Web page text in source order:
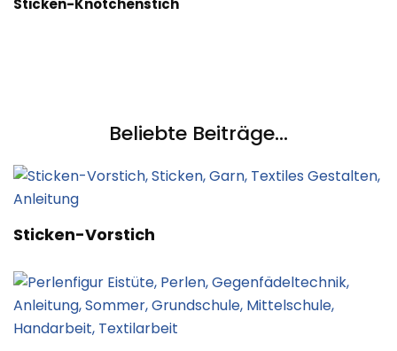
Sticken-Knötchenstich
Beliebte Beiträge...
Sticken-Vorstich